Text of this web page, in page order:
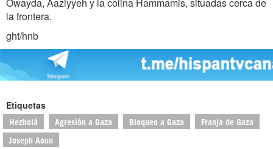
la frontera.
ght/hnb
Etiquetas
Hezbolá Agresión a Gaza Bloqueo a Gaza Franja de Gaza
Joseph Aoun